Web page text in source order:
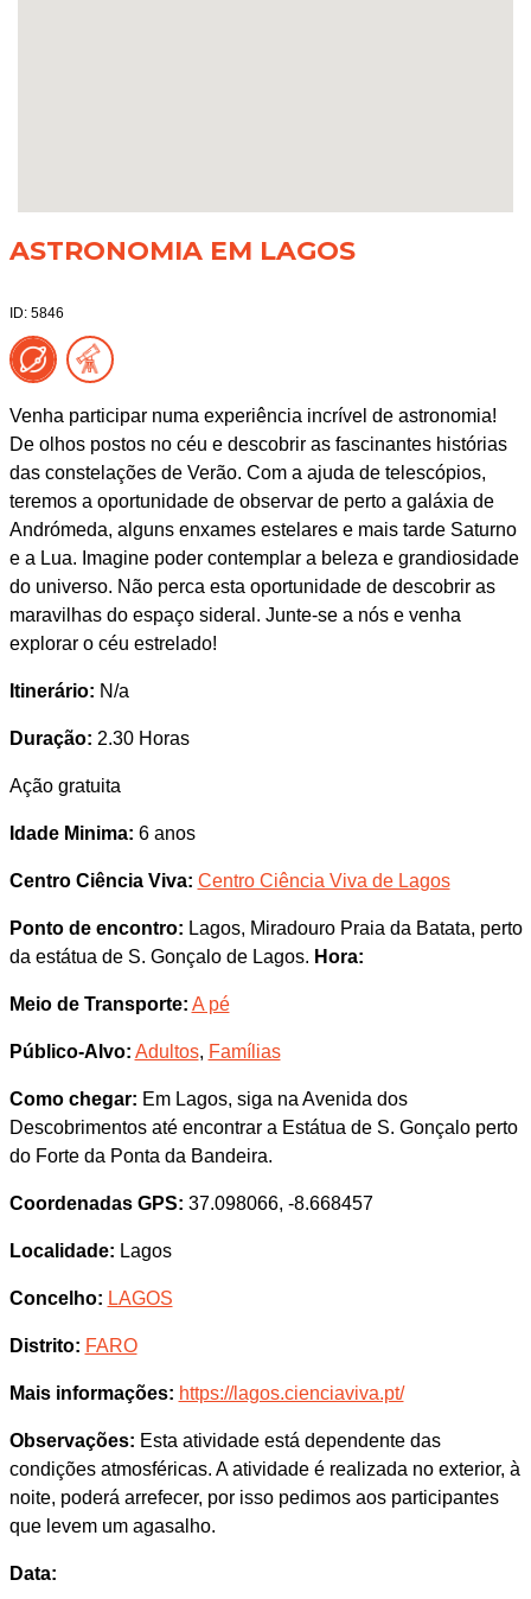
ASTRONOMIA EM LAGOS
ID: 5846
Venha participar numa experiência incrível de astronomia!
De olhos postos no céu e descobrir as fascinantes histórias
das constelações de Verão. Com a ajuda de telescópios,
teremos a oportunidade de observar de perto a galáxia de
Andrómeda, alguns enxames estelares e mais tarde Saturno
e a Lua. Imagine poder contemplar a beleza e grandiosidade
do universo. Não perca esta oportunidade de descobrir as
maravilhas do espaço sideral. Junte-se a nós e venha
explorar o céu estrelado!
Itinerário: N/a
Duração: 2.30 Horas
Ação gratuita
Idade Minima: 6 anos
Centro Ciência Viva: Centro Ciência Viva de Lagos
Ponto de encontro: Lagos, Miradouro Praia da Batata, perto
da estátua de S. Gonçalo de Lagos. Hora:
Meio de Transporte: A pé
Público-Alvo: Adultos, Famílias
Como chegar: Em Lagos, siga na Avenida dos
Descobrimentos até encontrar a Estátua de S. Gonçalo perto
do Forte da Ponta da Bandeira.
Coordenadas GPS: 37.098066, -8.668457
Localidade: Lagos
Concelho: LAGOS
Distrito: FARO
Mais informações: https://lagos.cienciaviva.pt/
Observações: Esta atividade está dependente das
condições atmosféricas. A atividade é realizada no exterior, à
noite, poderá arrefecer, por isso pedimos aos participantes
que levem um agasalho.
Data: